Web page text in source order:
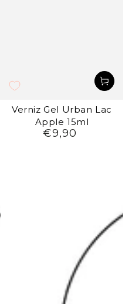
Verniz Gel Urban Lac
Apple 15ml
Preço
€9,90